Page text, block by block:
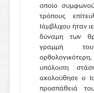
οποίο
τρόπους
Ιάμβλιχου ήταν
δύναμη των
γραμμή
υπόλοιπη
ακολούθησε ο
προσπάθειά